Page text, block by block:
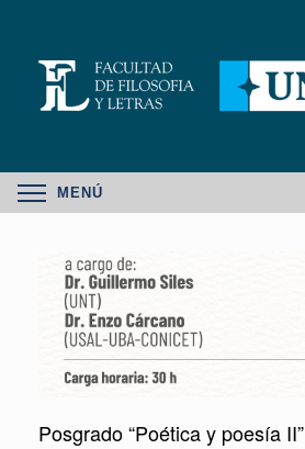
MENÚ
Posgrado “Poética y poesía II”